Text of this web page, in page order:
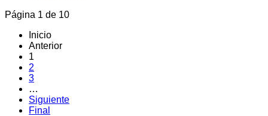
Página 1 de 10
Inicio
Anterior
1
2
3
…
Siguiente
Final